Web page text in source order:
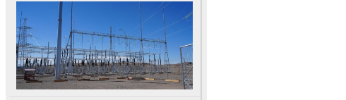
5 цагийн өмнө өмнө
Зургаан цагаан мэнгэтэй харагчин үхэр
өдөр